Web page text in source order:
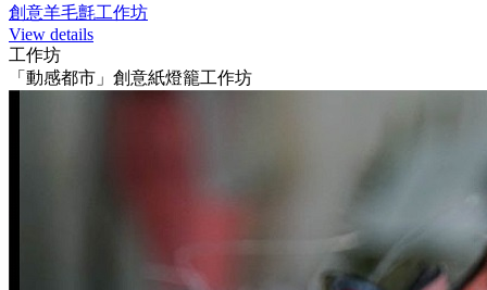
創意羊毛氈工作坊
View details
工作坊
「動感都市」創意紙燈籠工作坊